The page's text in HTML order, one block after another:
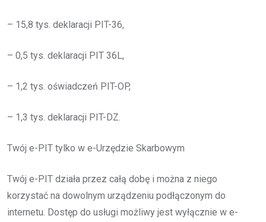
– 15,8 tys. deklaracji PIT-36,
– 0,5 tys. deklaracji PIT 36L,
– 1,2 tys. oświadczeń PIT-OP,
– 1,3 tys. deklaracji PIT-DZ.
Twój e-PIT tylko w e-Urzędzie Skarbowym
Twój e-PIT działa przez całą dobę i można z niego
korzystać na dowolnym urządzeniu podłączonym do
internetu. Dostęp do usługi możliwy jest wyłącznie w e-